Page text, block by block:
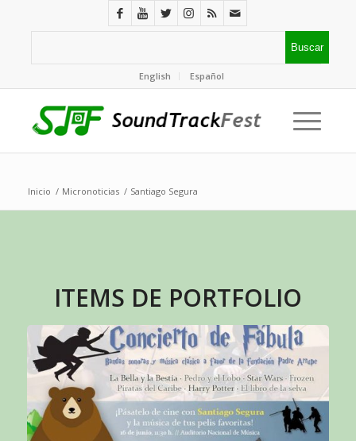
English Español
Inicio / Micronoticias / Santiago Segura
ITEMS DE PORTFOLIO